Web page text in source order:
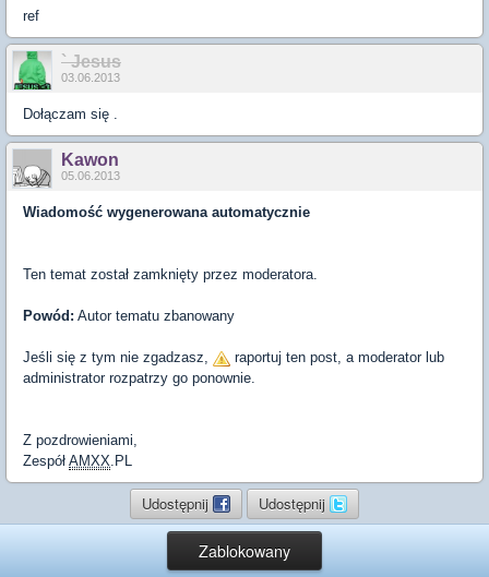
ref
` Jesus
03.06.2013
Dołączam się .
Kawon
05.06.2013
Wiadomość wygenerowana automatycznie
Ten temat został zamknięty przez moderatora.
Powód: Autor tematu zbanowany
Jeśli się z tym nie zgadzasz,
raportuj ten post, a moderator lub
administrator rozpatrzy go ponownie.
Z pozdrowieniami,
Zespół AMXX.PL
Udostępnij Udostępnij
Zablokowany